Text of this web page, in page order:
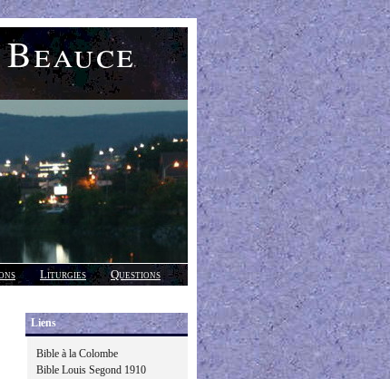
Liturgies
Questions
Liens
Bible à la Colombe
Bible Louis Segond 1910